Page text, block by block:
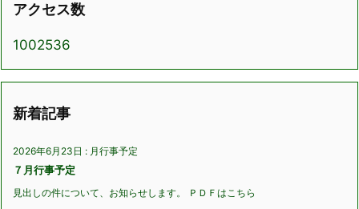
アクセス数
1002536
新着記事
2026年6月23日 : 月行事予定
７月行事予定
見出しの件について、お知らせします。 ＰＤＦはこちら